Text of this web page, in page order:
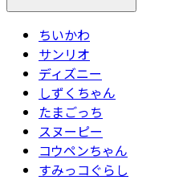
ちいかわ
サンリオ
ディズニー
しずくちゃん
たまごっち
スヌーピー
コウペンちゃん
すみっコぐらし